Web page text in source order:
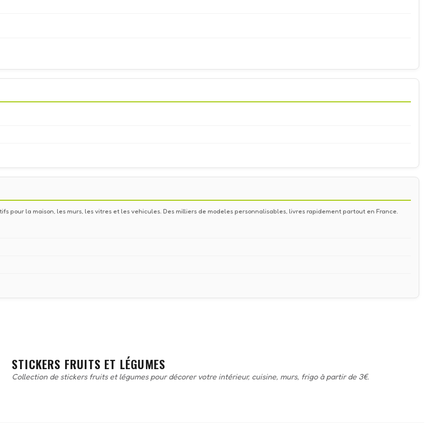
pour la maison, les murs, les vitres et les vehicules. Des milliers de modeles personnalisables, livres rapidement partout en France.
STICKERS FRUITS ET LÉGUMES
Collection de stickers fruits et légumes pour décorer votre intérieur, cuisine, murs, frigo à partir de 3€.